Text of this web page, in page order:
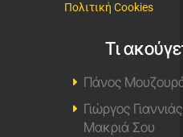
Πολιτική Cookies
Τι
Πάνος
Γιώργος
Μακριά Σου